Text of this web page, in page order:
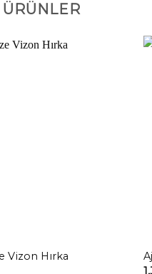
Vizon Hırka